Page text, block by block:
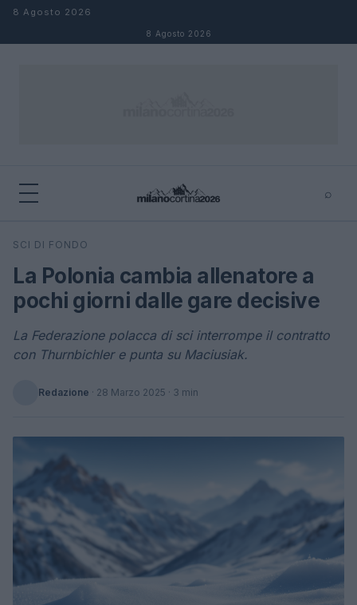
Salta al contenuto
8 Agosto 2026
8 Agosto 2026
⌕
Cerca
SCI DI FONDO
La Polonia cambia allenatore a
pochi giorni dalle gare decisive
La Federazione polacca di sci interrompe il contratto
con Thurnbichler e punta su Maciusiak.
Redazione · 28 Marzo 2025 · 3 min